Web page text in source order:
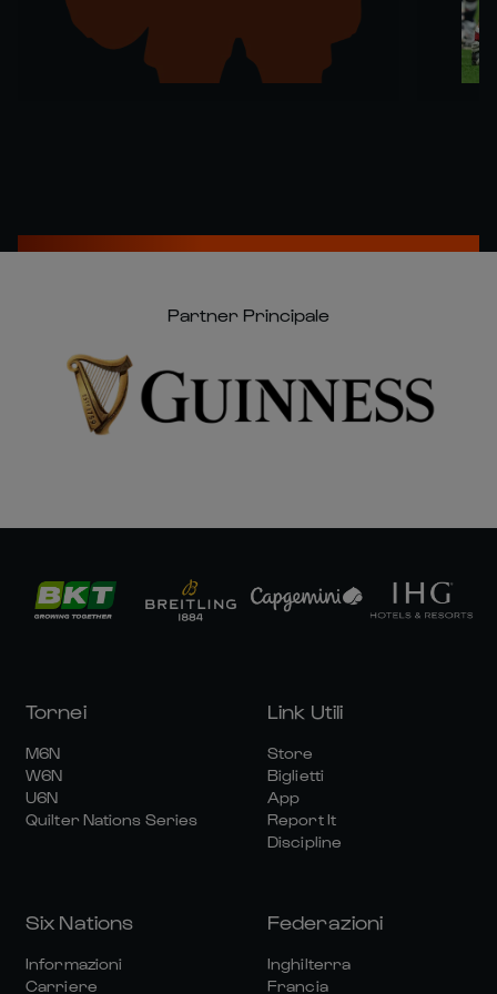
Partner Principale
Tornei
M6N
W6N
U6N
Quilter Nations Series
Link Utili
Store
Biglietti
App
Report It
Discipline
Six Nations
Informazioni
Carriere
Federazioni
Inghilterra
Francia